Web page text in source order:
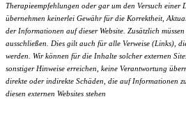
Therapieempfehlungen oder gar um den Versuch einer
übernehmen keinerlei Gewähr für die Korrektheit,
der Informationen auf dieser Website. Zusätzlich
ausschließen. Dies gilt auch für alle Verweise (Links),
werden. Wir können für die Inhalte solcher externen
sonstiger Hinweise erreichen, keine Verantwortung
direkte oder indirekte Schäden, die auf Informationen
diesen externen Websites stehen